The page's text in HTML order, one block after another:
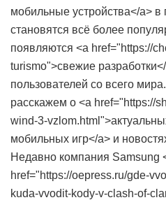
мобильные устройства</a>
становятся всё более
появляются <a href="https://
turismo">свежие
пользователей со всего
расскажем о <a href="https://
wind-3-
мобильных игр</a> и
Недавно компания Samsung
href="https://oepress.ru/gde-
kuda-vvodit-kody-v-clash-of-